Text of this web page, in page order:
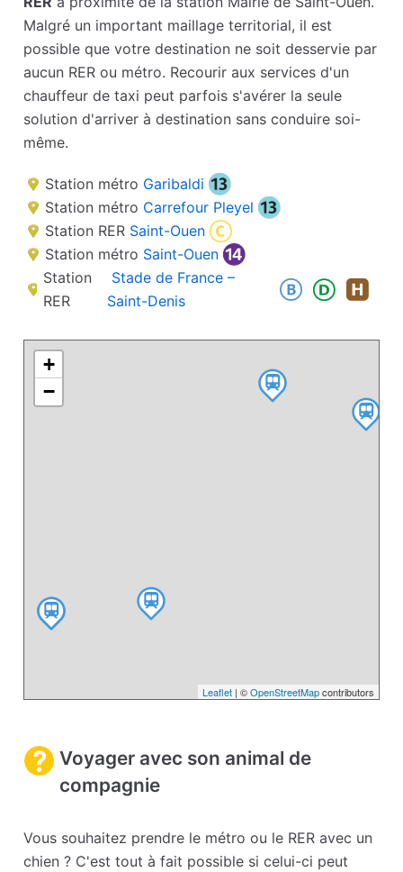
Malgré un important maillage territorial, il est
possible que votre destination ne soit desservie par
aucun RER ou métro. Recourir aux services d'un
chauffeur de taxi peut parfois s'avérer la seule
solution d'arriver à destination sans conduire soi-
même.
Station métro Garibaldi
Station métro Carrefour Pleyel
Station RER Saint-Ouen
Station métro Saint-Ouen
Station
RER
Stade de France –
Saint-Denis
+
−
Leaflet| ©OpenStreetMapcontributors
Voyager avec son animal de
compagnie
Vous souhaitez prendre le métro ou le RER avec un
chien ? C'est tout à fait possible si celui-ci peut